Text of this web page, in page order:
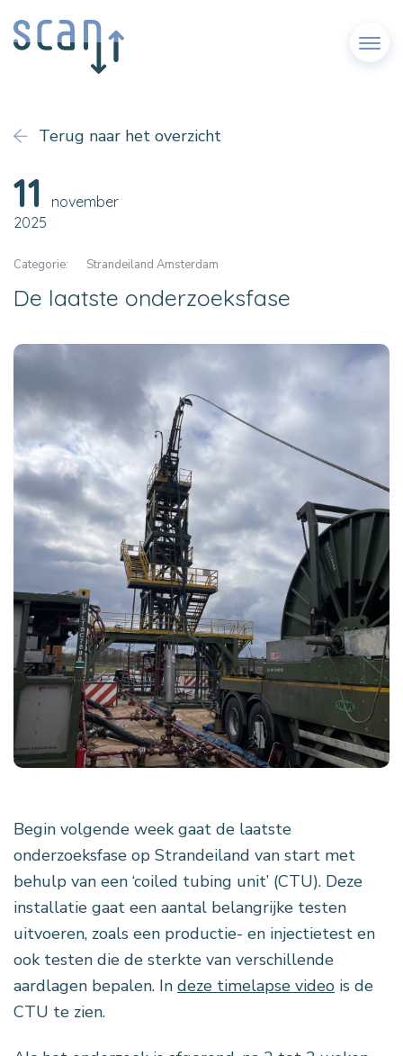
Menu
Terug naar het overzicht
11
november
2025
Categorie: Strandeiland Amsterdam
De laatste onderzoeksfase
Begin volgende week gaat de laatste
onderzoeksfase op Strandeiland van start met
behulp van een ‘coiled tubing unit’ (CTU). Deze
installatie gaat een aantal belangrijke testen
uitvoeren, zoals een productie- en injectietest en
ook testen die de sterkte van verschillende
aardlagen bepalen. In deze timelapse video is de
CTU te zien.